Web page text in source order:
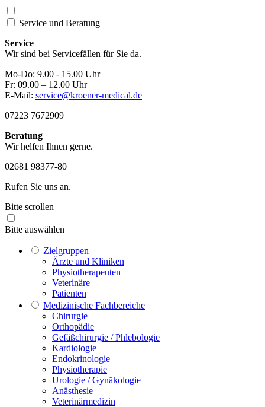
Service und Beratung
Service
Wir sind bei Servicefällen für Sie da.
Mo-Do: 9.00 - 15.00 Uhr
Fr: 09.00 – 12.00 Uhr
E-Mail: service@kroener-medical.de
07223 7672909
Beratung
Wir helfen Ihnen gerne.
02681 98377-80
Rufen Sie uns an.
Bitte scrollen
Bitte auswählen
Zielgruppen
Ärzte und Kliniken
Physiotherapeuten
Veterinäre
Patienten
Medizinische Fachbereiche
Chirurgie
Orthopädie
Gefäßchirurgie / Phlebologie
Kardiologie
Endokrinologie
Physiotherapie
Urologie / Gynäkologie
Anästhesie
Veterinärmedizin